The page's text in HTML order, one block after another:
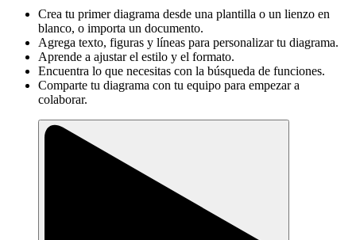
Crea tu primer diagrama desde una plantilla o un lienzo en
blanco, o importa un documento.
Agrega texto, figuras y líneas para personalizar tu diagrama.
Aprende a ajustar el estilo y el formato.
Encuentra lo que necesitas con la búsqueda de funciones.
Comparte tu diagrama con tu equipo para empezar a
colaborar.